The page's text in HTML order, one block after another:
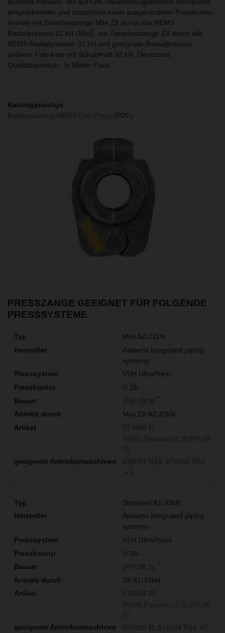
eingearbeiteter und maschinell exakt ausgerundeter Presskontur.
Antrieb mit Zwischenzange Mini Z8 durch alle REMS
Radialpressen 22 kN (Mini), mit Zwischenzange Z8 durch alle
REMS Radialpressen 32 kN und geeignete Radialpressen
anderer Fabrikate mit Schubkraft 32 kN. Deutsches
Qualitätsprodukt. In Blister-Pack.
Katalogauszüge
Katalogauszug REMS Eco-Press (PDF)
PRESSZANGE GEEIGNET FÜR FOLGENDE
PRESSSYSTEME
Mini A2-22kN
Aalberts integrated piping
systems
VSH UltraPress
U 25
(PR-2B S)
Mini Z8 A2-22kN
574864 R
578001 R14
578002 R22
+1
Standard A1-32kN
Aalberts integrated piping
systems
VSH UltraPress
U 25
(PR-2B S)
Z8 A1-32kN
574864 R
574000 R 571004 R14 +7